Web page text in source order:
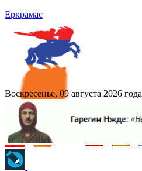
Еркрамас
Воскресенье, 09 августа 2026 года